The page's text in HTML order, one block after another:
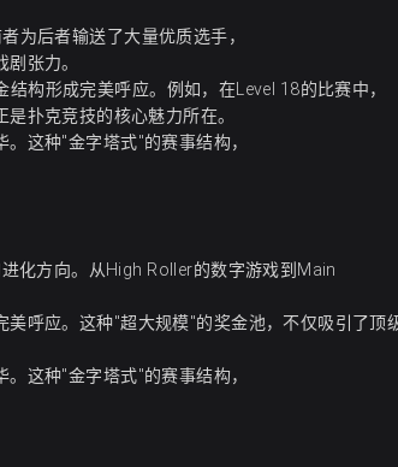
为后者输送了大量优质选手，
张力。
构形成完美呼应。例如，在Level 18的比赛中，
扑克竞技的核心魅力所在。
这种"金字塔式"的赛事结构，
化方向。从High Roller的数字游戏到Main
呼应。这种"超大规模"的奖金池，不仅吸引了顶
这种"金字塔式"的赛事结构，